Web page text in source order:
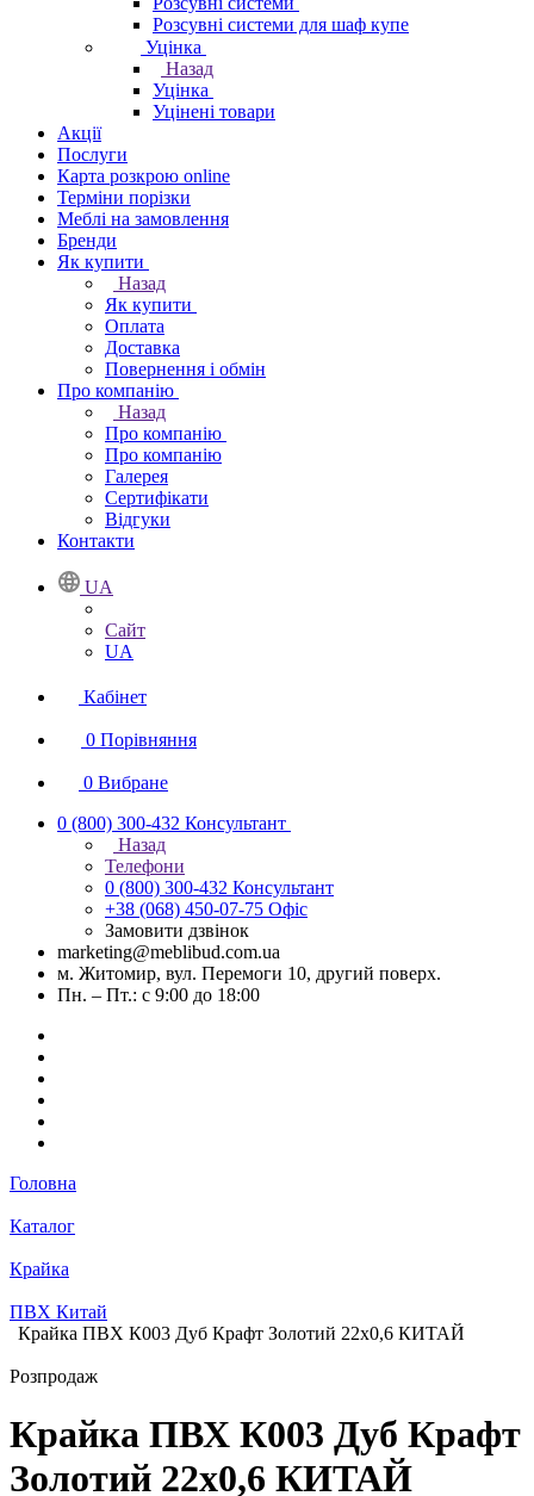
Розсувні системи для шаф купе
Уцінка
Назад
Уцінка
Уцінені товари
Акції
Послуги
Карта розкрою online
Терміни порізки
Меблі на замовлення
Бренди
Як купити
Назад
Як купити
Оплата
Доставка
Повернення і обмін
Про компанію
Назад
Про компанію
Про компанію
Галерея
Сертифікати
Відгуки
Контакти
UA
Сайт
UA
Кабінет
0 Порівняння
0 Вибране
0 (800) 300-432 Консультант
Назад
Телефони
0 (800) 300-432 Консультант
+38 (068) 450-07-75 Офіс
Замовити дзвінок
marketing@meblibud.com.ua
м. Житомир, вул. Перемоги 10, другий поверх.
Пн. – Пт.: с 9:00 до 18:00
Головна
Каталог
Крайка
ПВХ Китай
Крайка ПВХ К003 Дуб Крафт Золотий 22х0,6 КИТАЙ
Розпродаж
Крайка ПВХ К003 Дуб Крафт
Золотий 22х0,6 КИТАЙ